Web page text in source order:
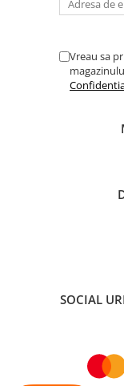
Vreau sa
SOCIAL